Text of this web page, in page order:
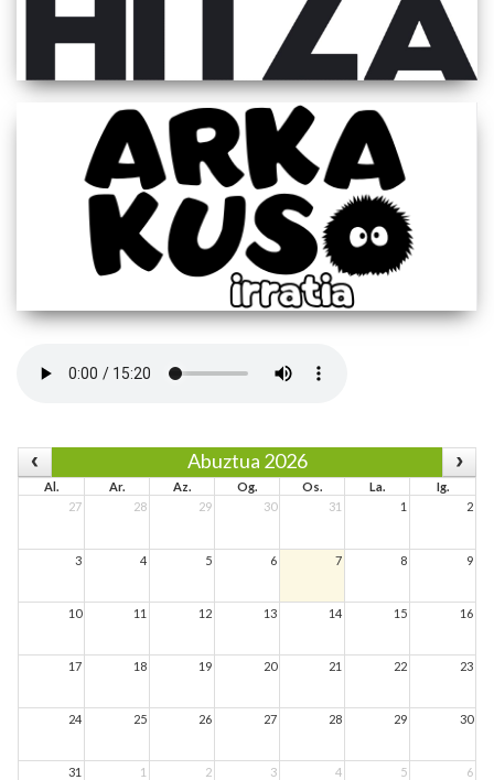
Abuztua 2026
Al. Ar. Az. Og. Os. La.
Ig.
27
28 29 30 31 1 2
3 4 5 6 7 8 9
10 11 12 13 14 15 16
17 18 19 20 21 22 23
24 25 26 27 28 29 30
31 1 2 3 4 5 6